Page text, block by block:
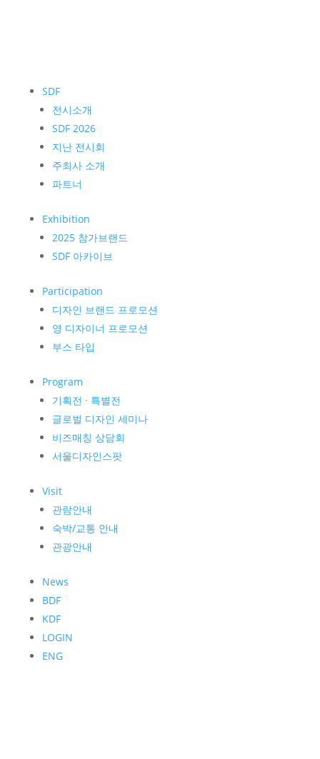
SDF
전시소개
SDF 2026
지난 전시회
주최사 소개
파트너
Exhibition
2025 참가브랜드
SDF 아카이브
Participation
디자인 브랜드 프로모션
영 디자이너 프로모션
부스 타입
Program
기획전 · 특별전
글로벌 디자인 세미나
비즈매칭 상담회
서울디자인스팟
Visit
관람안내
숙박/교통 안내
관광안내
News
BDF
KDF
LOGIN
ENG